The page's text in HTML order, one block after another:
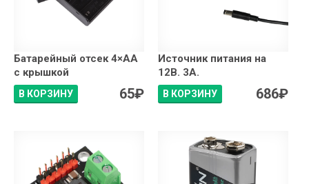
Батарейный отсек 4×АA
с крышкой
В КОРЗИНУ 65₽
Источник питания на
12В. 3А.
В КОРЗИНУ 686₽